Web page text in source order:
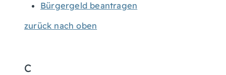
Bürgergeld beantragen
zurück nach oben
C